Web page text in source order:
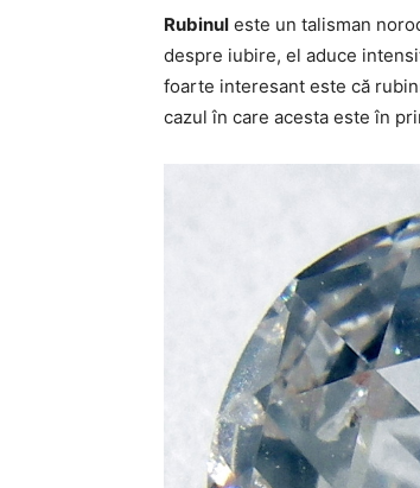
Rubinul este un talisman
despre iubire, el aduce
foarte interesant este că
cazul în care acesta este în